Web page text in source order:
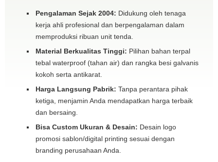
Pengalaman Sejak 2004: Didukung oleh tenaga
kerja ahli profesional dan berpengalaman dalam
memproduksi ribuan unit tenda.
Material Berkualitas Tinggi: Pilihan bahan terpal
tebal waterproof (tahan air) dan rangka besi galvanis
kokoh serta antikarat.
Harga Langsung Pabrik: Tanpa perantara pihak
ketiga, menjamin Anda mendapatkan harga terbaik
dan bersaing.
Bisa Custom Ukuran & Desain: Desain logo
promosi sablon/digital printing sesuai dengan
branding perusahaan Anda.